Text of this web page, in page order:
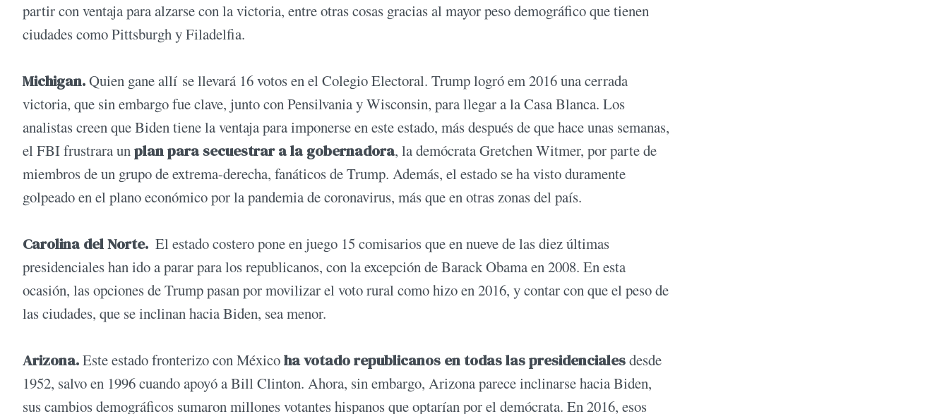
partir con ventaja para alzarse con la victoria, entre otras cosas gracias al mayor peso demográfico que tienen
ciudades como Pittsburgh y Filadelfia.
Michigan.Quien gane allí se llevará 16 votos en el Colegio Electoral. Trump logró em 2016 una cerrada
victoria, que sin embargo fue clave, junto con Pensilvania y Wisconsin, para llegar a la Casa Blanca. Los
analistas creen que Biden tiene la ventaja para imponerse en este estado, más después de que hace unas semanas,
el FBI frustrara unplan para secuestrar a la gobernadora, la demócrata Gretchen Witmer, por parte de
miembros de un grupo de extrema-derecha, fanáticos de Trump. Además, el estado se ha visto duramente
golpeado en el plano económico por la pandemia de coronavirus, más que en otras zonas del país.
Carolina del Norte. El estado costero pone en juego 15 comisarios que en nueve de las diez últimas
presidenciales han ido a parar para los republicanos, con la excepción de Barack Obama en 2008. En esta
ocasión, las opciones de Trump pasan por movilizar el voto rural como hizo en 2016, y contar con que el peso de
las ciudades, que se inclinan hacia Biden, sea menor.
Arizona.Este estado fronterizo con Méxicoha votado republicanos en todas las presidencialesdesde
1952, salvo en 1996 cuando apoyó a Bill Clinton. Ahora, sin embargo, Arizona parece inclinarse hacia Biden,
sus cambios demográficos sumaron millones votantes hispanos que optarían por el demócrata. En 2016, esos